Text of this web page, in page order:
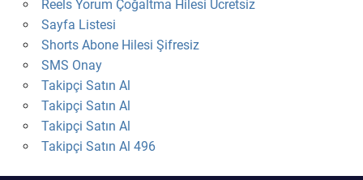
Reels Yorum Çoğaltma Hilesi Ücretsiz
Sayfa Listesi
Shorts Abone Hilesi Şifresiz
SMS Onay
Takipçi Satın Al
Takipçi Satın Al
Takipçi Satın Al
Takipçi Satın Al 496